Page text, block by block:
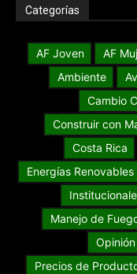
Categorías
AF Joven AF
Ambiente
Cambio
Construir con
Costa Rica
Energías Renovables
Manejo de
Opinión
Precios de